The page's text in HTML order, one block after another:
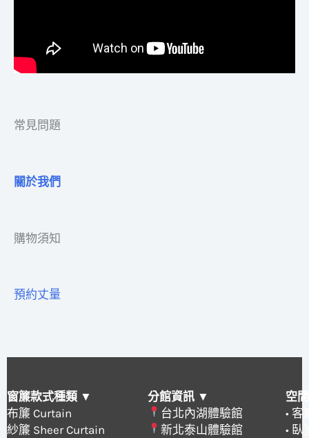
常見問題
關於我們
購物須知
預約丈量
窗簾款式種類 ▼
布簾 Curtain
紗簾 Sheer Curtain
分館資訊 ▼
台北內湖體驗館
新北泰山體驗館
空
• 客
• 臥